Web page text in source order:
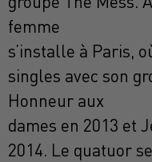
femme
s’installe à Paris,
singles avec son
Honneur aux
dames en 2013 et
2014. Le quatuor